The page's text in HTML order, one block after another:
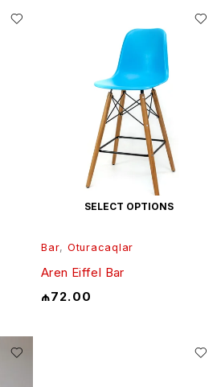
SELECT OPTIONS
Bar, Oturacaqlar
Aren Eiffel Bar
₼72.00